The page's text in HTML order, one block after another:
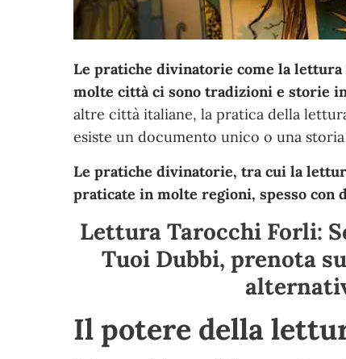
Le pratiche divinatorie come la
molte città ci sono tradizioni e storie
altre città italiane, la pratica della
esiste un documento unico o una
Le pratiche divinatorie, tra cui la
praticate in molte regioni, spesso
Lettura Tarocchi Forli:
Tuoi Dubbi, prenota
Il potere della